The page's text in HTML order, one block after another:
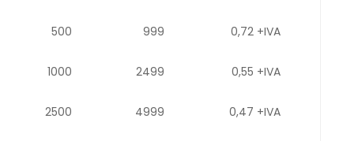
500 999 0,72 +IVA
1000 2499 0,55 +IVA
2500 4999 0,47 +IVA